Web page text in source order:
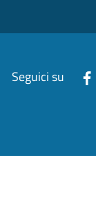
Seguici su